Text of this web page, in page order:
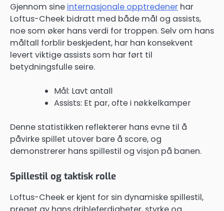
Gjennom sine internasjonale opptredener har
Loftus-Cheek bidratt med både mål og assists,
noe som øker hans verdi for troppen. Selv om hans
måltall forblir beskjedent, har han konsekvent
levert viktige assists som har ført til
betydningsfulle seire.
Mål: Lavt antall
Assists: Et par, ofte i nøkkelkamper
Denne statistikken reflekterer hans evne til å
påvirke spillet utover bare å score, og
demonstrerer hans spillestil og visjon på banen.
Spillestil og taktisk rolle
Loftus-Cheek er kjent for sin dynamiske spillestil,